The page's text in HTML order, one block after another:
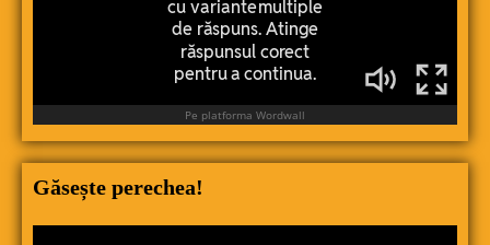
Găsește perechea!